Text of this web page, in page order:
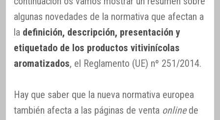
algunas novedades de la normativa que afectan a
la definición, descripción, presentación y
etiquetado de los productos vitivinícolas
aromatizados, el Reglamento (UE) nº 251/2014.
Hay que saber que la nueva normativa europea
también afecta a las páginas de venta onlinede